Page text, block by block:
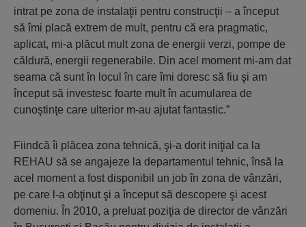
intrat pe zona de instalaţii pentru construcţii – a început
să îmi placă extrem de mult, pentru că era pragmatic,
aplicat, mi-a plăcut mult zona de energii verzi, pompe de
căldură, energii regenerabile. Din acel moment mi-am dat
seama că sunt în locul în care îmi doresc să fiu şi am
început să investesc foarte mult în acumularea de
cunoştinţe care ulterior m-au ajutat fantastic.”
Fiindcă îi plăcea zona tehnică, şi-a dorit iniţial ca la
REHAU să se angajeze la departamentul tehnic, însă la
acel moment a fost disponibil un job în zona de vânzări,
pe care l-a obţinut şi a început să descopere şi acest
domeniu. În 2010, a preluat poziţia de director de vânzări